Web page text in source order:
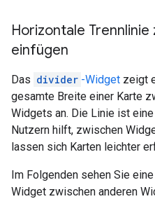
Horizontale
einfügen
Das divider -Widget zeigt
gesamte Breite einer Karte
Widgets an. Die Linie ist
Nutzern hilft, zwischen
lassen sich Karten leichter
Im Folgenden sehen Sie
Widget zwischen anderen